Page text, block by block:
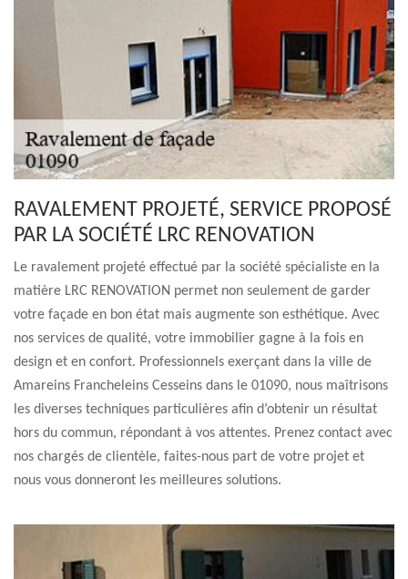
RAVALEMENT PROJETÉ, SERVICE PROPOSÉ
PAR LA SOCIÉTÉ LRC RENOVATION
Le ravalement projeté effectué par la société spécialiste en la
matière LRC RENOVATION permet non seulement de garder
votre façade en bon état mais augmente son esthétique. Avec
nos services de qualité, votre immobilier gagne à la fois en
design et en confort. Professionnels exerçant dans la ville de
Amareins Francheleins Cesseins dans le 01090, nous maîtrisons
les diverses techniques particulières afin d’obtenir un résultat
hors du commun, répondant à vos attentes. Prenez contact avec
nos chargés de clientèle, faites-nous part de votre projet et
nous vous donneront les meilleures solutions.